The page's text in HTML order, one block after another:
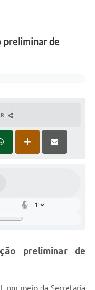
preliminar de
preliminar de
por meio da Secretaria